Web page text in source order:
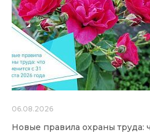
06.08.2026
Новые правила охраны труда: